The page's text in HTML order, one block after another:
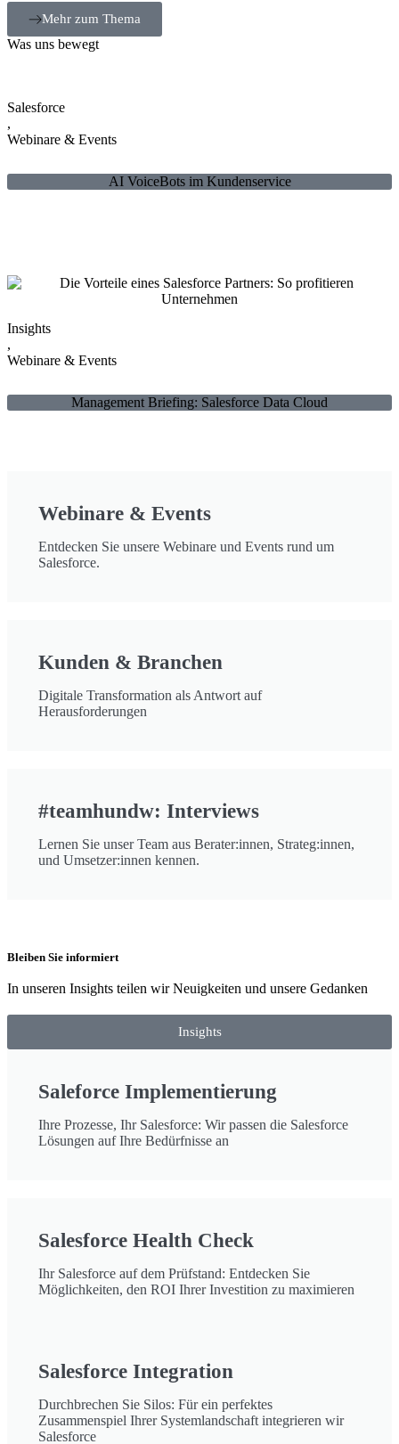
Mehr zum Thema
Was uns bewegt
Salesforce
,
Webinare & Events
AI VoiceBots im Kundenservice
Insights
,
Webinare & Events
Management Briefing: Salesforce Data Cloud
Webinare & Events
Entdecken Sie unsere Webinare und Events rund um
Salesforce.
Kunden & Branchen
Digitale Transformation als Antwort auf
Herausforderungen
#teamhundw: Interviews
Lernen Sie unser Team aus Berater:innen, Strateg:innen,
und Umsetzer:innen kennen.
Bleiben Sie informiert
In unseren Insights teilen wir Neuigkeiten und unsere Gedanken
Insights
Saleforce Implementierung
Ihre Prozesse, Ihr Salesforce: Wir passen die Salesforce
Lösungen auf Ihre Bedürfnisse an
Salesforce Health Check
Ihr Salesforce auf dem Prüfstand: Entdecken Sie
Möglichkeiten, den ROI Ihrer Investition zu maximieren
Salesforce Integration
Durchbrechen Sie Silos: Für ein perfektes
Zusammenspiel Ihrer Systemlandschaft integrieren wir
Salesforce